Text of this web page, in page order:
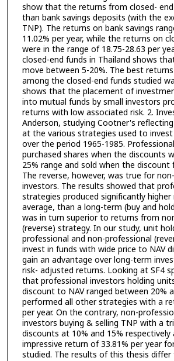
show that the returns from closed-
than bank savings deposits (with the
TNP). The returns on bank savings
11.02% per year, while the returns on
were in the range of 18.75-28.63 per
closed-end funds in Thailand shows
move between 5-20%. The best
among the closed-end funds studied
shows that the placement of
into mutual funds by small investors
returns with low associated risk. 2.
Anderson, studying Cootner's
at the various strategies used to
over the period 1965-1985.
purchased shares when the discounts
25% range and sold when the discount
The reverse, however, was true for
investors. The results showed that
strategies produced significantly
average, than a long-term (buy and
was in turn superior to returns from
(reverse) strategy. In our study, unit
professional and non-professional
invest in funds with wide price to NAV
gain an advantage over long-term
risk- adjusted returns. Looking at SF4
that professional investors holding
discount to NAV ranged between 20%
performed all other strategies with a
per year. On the contrary, non-
investors buying & selling TNP with a
discounts at 10% and 15% respectively
impressive return of 33.81% per year
studied. The results of this thesis